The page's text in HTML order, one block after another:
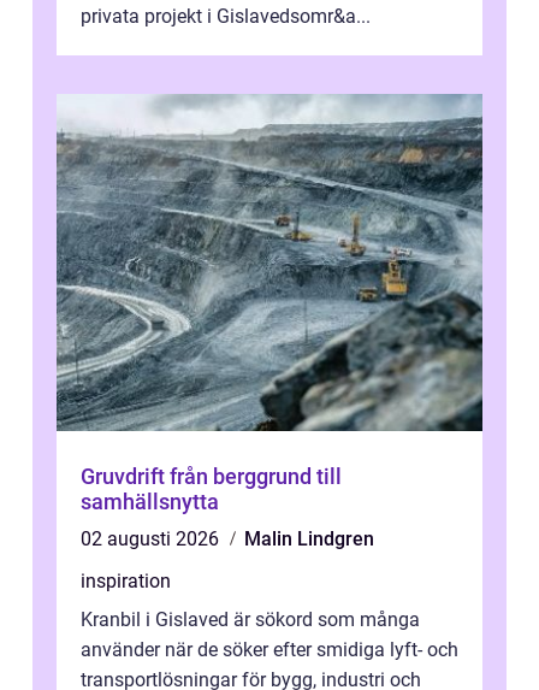
privata projekt i Gislavedsomr&a...
Gruvdrift från berggrund till
samhällsnytta
02 augusti 2026
Malin Lindgren
inspiration
Kranbil i Gislaved är sökord som många
använder när de söker efter smidiga lyft- och
transportlösningar för bygg, industri och